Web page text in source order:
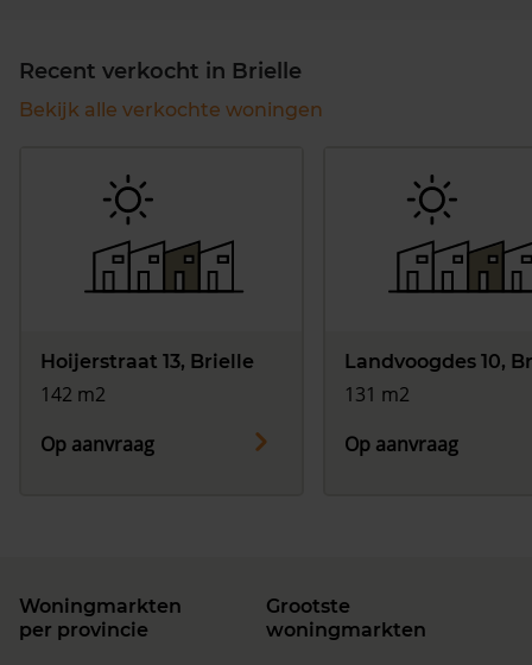
Recent verkocht in Brielle
Bekijk alle verkochte woningen
Hoijerstraat 13, Brielle
142 m2
Op aanvraag
Landvoogdes 10,
131 m2
Op aanvraag
Woningmarkten
per provincie
Grootste
woningmarkten